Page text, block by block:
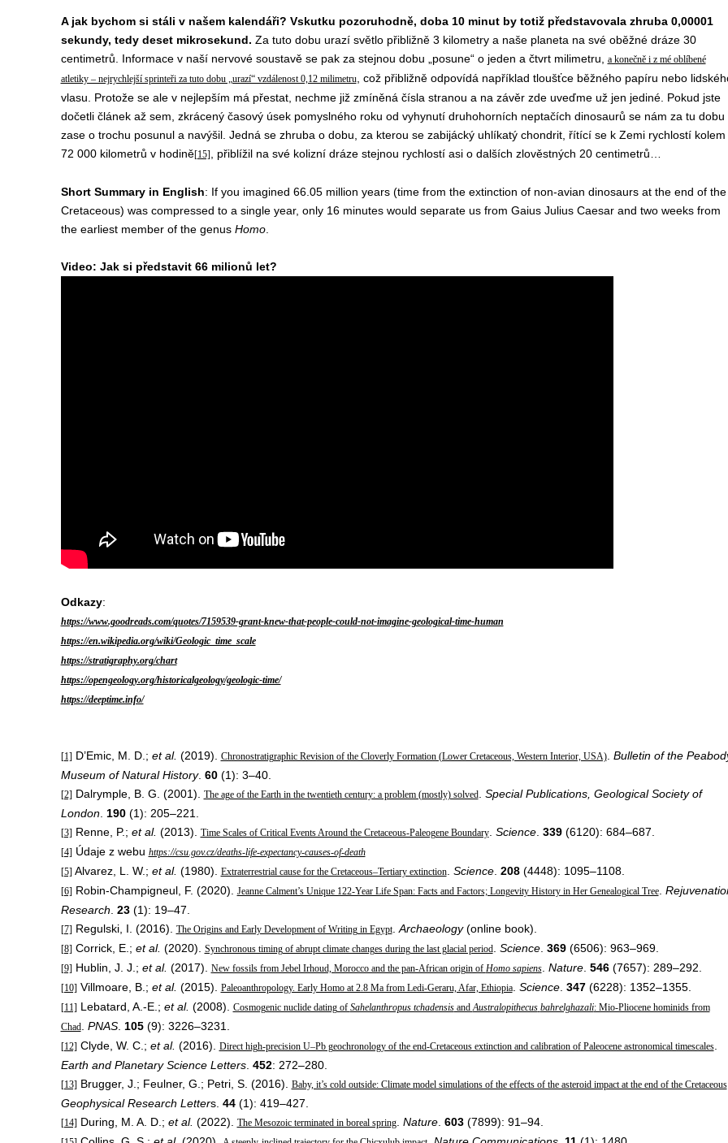
A jak bychom si stáli v našem kalendáři? Vskutku pozoruhodně, doba 10 minut by totiž představovala zhruba 0,00001
sekundy, tedy deset mikrosekund. Za tuto dobu urazí světlo přibližně 3 kilometry a naše planeta na své oběžné dráze 30
centimetrů. Informace v naší nervové soustavě se pak za stejnou dobu „posune“ o jeden a čtvrt milimetru,
a konečně i z mé oblíbené
atletiky – nejrychlejší sprinteři za tuto dobu „urazí“ vzdálenost 0,12 milimetru, což přibližně odpovídá například tloušťce běžného papíru nebo
vlasu. Protože se ale v nejlepším má přestat, nechme již zmíněná čísla stranou a na závěr zde uveďme už jen jediné. Pokud jste
dočetli článek až sem, zkrácený časový úsek pomyslného roku od vyhynutí druhohorních neptačích dinosaurů se nám za tu dobu
zase o trochu posunul a navýšil. Jedná se zhruba o dobu, za kterou se zabijácký uhlíkatý chondrit, řítící se k Zemi rychlostí kolem
72 000 kilometrů v hodině[15], přiblížil na své kolizní dráze stejnou rychlostí asi o dalších zlověstných 20 centimetrů…
Short Summary in English: If you imagined 66.05 million years (time from the extinction of non-avian dinosaurs at the end of the
Cretaceous) was compressed to a single year, only 16 minutes would separate us from Gaius Julius Caesar and two weeks from
the earliest member of the genus Homo.
Video: Jak si představit 66 milionů let?
Odkazy:
https://www.goodreads.com/quotes/7159539-grant-knew-that-people-could-not-imagine-geological-time-human
https://en.wikipedia.org/wiki/Geologic_time_scale
https://stratigraphy.org/chart
https://opengeology.org/historicalgeology/geologic-time/
https://deeptime.info/
[1]D’Emic, M. D.; et al. (2019). Chronostratigraphic Revision of the Cloverly Formation (Lower Cretaceous, Western Interior, USA). Bulletin of the
Museum of Natural History. 60(1): 3–40.
[2]Dalrymple, B. G. (2001). The age of the Earth in the twentieth century: a problem (mostly) solved. Special Publications, Geological Society of
London. 190(1): 205–221.
[3]Renne, P.; et al. (2013). Time Scales of Critical Events Around the Cretaceous-Paleogene Boundary. Science. 339(6120): 684–687.
[4]Údaje z webu https://csu.gov.cz/deaths-life-expectancy-causes-of-death
[5]Alvarez, L. W.; et al. (1980). Extraterrestrial cause for the Cretaceous–Tertiary extinction. Science. 208(4448): 1095–1108.
[6]Robin-Champigneul, F. (2020). Jeanne Calment’s Unique 122-Year Life Span: Facts and Factors; Longevity History in Her Genealogical Tree.
Research 23(1): 19–47.
[7]Regulski, I. (2016). The Origins and Early Development of Writing in Egypt. Archaeology(online book).
[8]Corrick, E.; et al. (2020). Synchronous timing of abrupt climate changes during the last glacial period. Science. 369(6506): 963–969.
[9]Hublin, J. J.; et al. (2017). New fossils from Jebel Irhoud, Morocco and the pan-African origin of Homo sapiens. Nature. 546(7657): 289–292.
[10]Villmoare, B.; et al. (2015). Paleoanthropology. Early Homo at 2.8 Ma from Ledi-Geraru, Afar, Ethiopia. Science. 347(6228): 1352–1355.
[11]Lebatard, A.-E.; et al. (2008). Cosmogenic nuclide dating of Sahelanthropus tchadensisandAustralopithecus bahrelghazali: Mio-Pliocene hominids from
Chad. PNAS. 105(9): 3226–3231.
[12]Clyde, W. C.; et al. (2016). Direct high-precision U–Pb geochronology of the end-Cretaceous extinction and calibration of Paleocene astronomical timescales.
Earth and Planetary Science Letters. 452: 272–280.
[13]Brugger, J.; Feulner, G.; Petri, S. (2016). Baby, it’s cold outside: Climate model simulations of the effects of the asteroid impact at the end of the Cretaceous
Geophysical Research Letters. 44(1): 419–427.
[14]During, M. A. D.; et al. (2022). The Mesozoic terminated in boreal spring. Nature. 603(7899): 91–94.